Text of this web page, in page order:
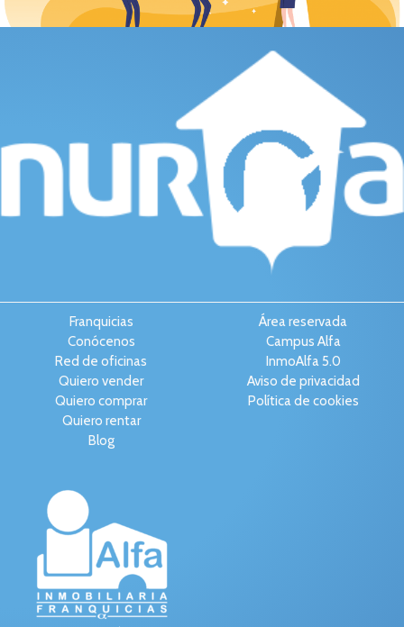
Franquicias
Conócenos
Red de oficinas
Quiero vender
Quiero comprar
Quiero rentar
Blog
Área reservada
Campus Alfa
InmoAlfa 5.0
Aviso de privacidad
Política de cookies